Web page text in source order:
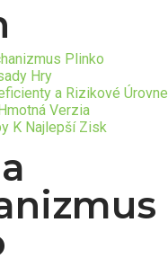
Plinko
Hry
a Rizikové Úrovne
Verzia
K Najlepší Zisk